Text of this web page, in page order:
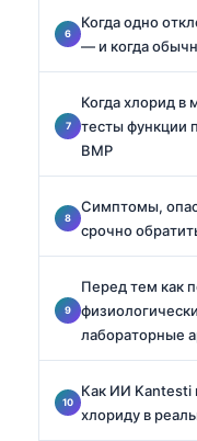
Когда одно
— и когда
Когда хлорид в
тесты функции
BMP
Симптомы,
срочно
Перед тем как
лабораторные
Как ИИ Kantesti
хлориду в